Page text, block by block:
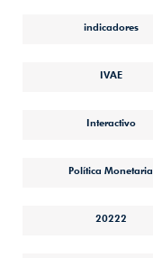
indicadores
IVAE
Interactivo
Política Monetaria
20222